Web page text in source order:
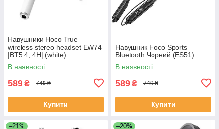
Навушники Hoco True
wireless stereo headset EW74
|BT5.4, 4H| (white)
В наявності
589 ₴ 749 ₴
Купити
Навушник Hoco Sports
Bluetooth Чорний (ES51)
В наявності
589 ₴ 749 ₴
Купити
–21% –20%